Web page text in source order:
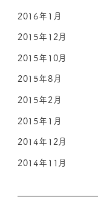
2016年1月
2015年12月
2015年10月
2015年8月
2015年2月
2015年1月
2014年12月
2014年11月